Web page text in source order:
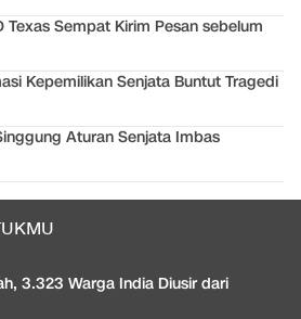
Texas Sempat Kirim Pesan sebelum
Kepemilikan Senjata Buntut Tragedi
Aturan Senjata Imbas
3.323 Warga India Diusir dari